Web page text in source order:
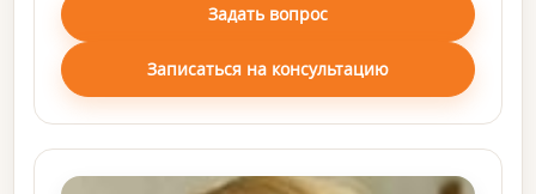
Задать вопрос
Записаться на консультацию